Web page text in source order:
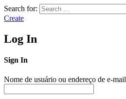
Search for:
Create
Log In
Sign In
Nome de usuário ou endereço de e-mail